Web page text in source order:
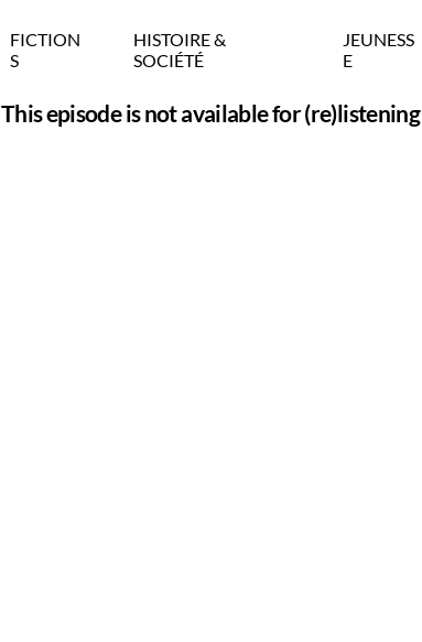
FICTION
S
HISTOIRE &
SOCIÉTÉ
JEUNESS
E
This episode is not available for (re)listening